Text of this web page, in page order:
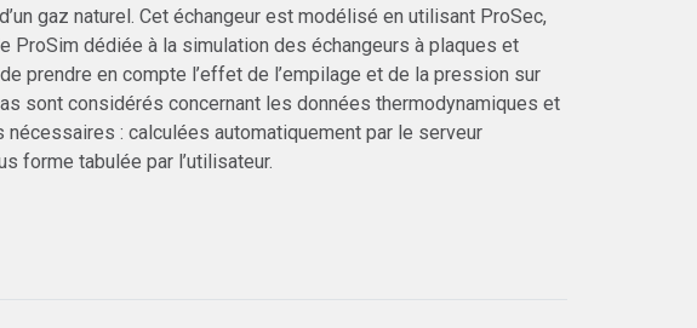
gaz naturel. Cet échangeur est modélisé en utilisant ProSec,
ProSim dédiée à la simulation des échangeurs à plaques et
prendre en compte l’effet de l’empilage et de la pression sur
sont considérés concernant les données thermodynamiques et
: calculées automatiquement par le serveur
forme tabulée par l’utilisateur.